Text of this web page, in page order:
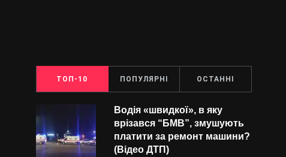
ТОП-10 ПОПУЛЯРНІ ОСТАННІ
Водія «швидкої», в яку
врізався “БMВ”, змушують
платити за ремонт машини?
(Відео ДТП)